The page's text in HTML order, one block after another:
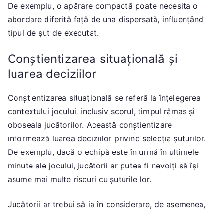
De exemplu, o apărare compactă poate necesita o
abordare diferită față de una dispersată, influențând
tipul de șut de executat.
Conștientizarea situațională și
luarea deciziilor
Conștientizarea situațională se referă la înțelegerea
contextului jocului, inclusiv scorul, timpul rămas și
oboseala jucătorilor. Această conștientizare
informează luarea deciziilor privind selecția șuturilor.
De exemplu, dacă o echipă este în urmă în ultimele
minute ale jocului, jucătorii ar putea fi nevoiți să își
asume mai multe riscuri cu șuturile lor.
Jucătorii ar trebui să ia în considerare, de asemenea,